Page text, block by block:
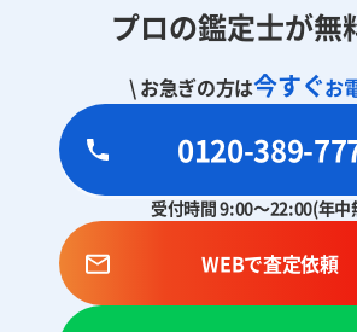
プロの鑑定士が無
\ お急ぎの方は今すぐお
0120-389-
受付時間 9:00～22:00(年中
WEBで査定依頼